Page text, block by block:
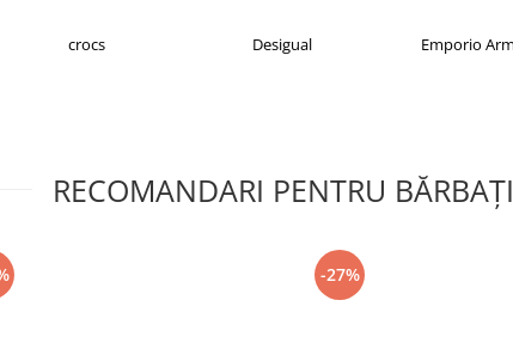
Desigual Emporio Armani FILA
RECOMANDARI PENTRU BĂRBAŢI
-27%